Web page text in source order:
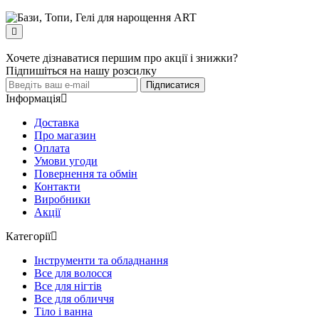
Хочете дізнаватися першим про акції і знижки?
Підпишіться на нашу розсилку
Підписатися
Інформація
Доставка
Про магазин
Оплата
Умови угоди
Повернення та обмін
Контакти
Виробники
Акції
Категорії
Інструменти та обладнання
Все для волосся
Все для нігтів
Все для обличчя
Тіло і ванна